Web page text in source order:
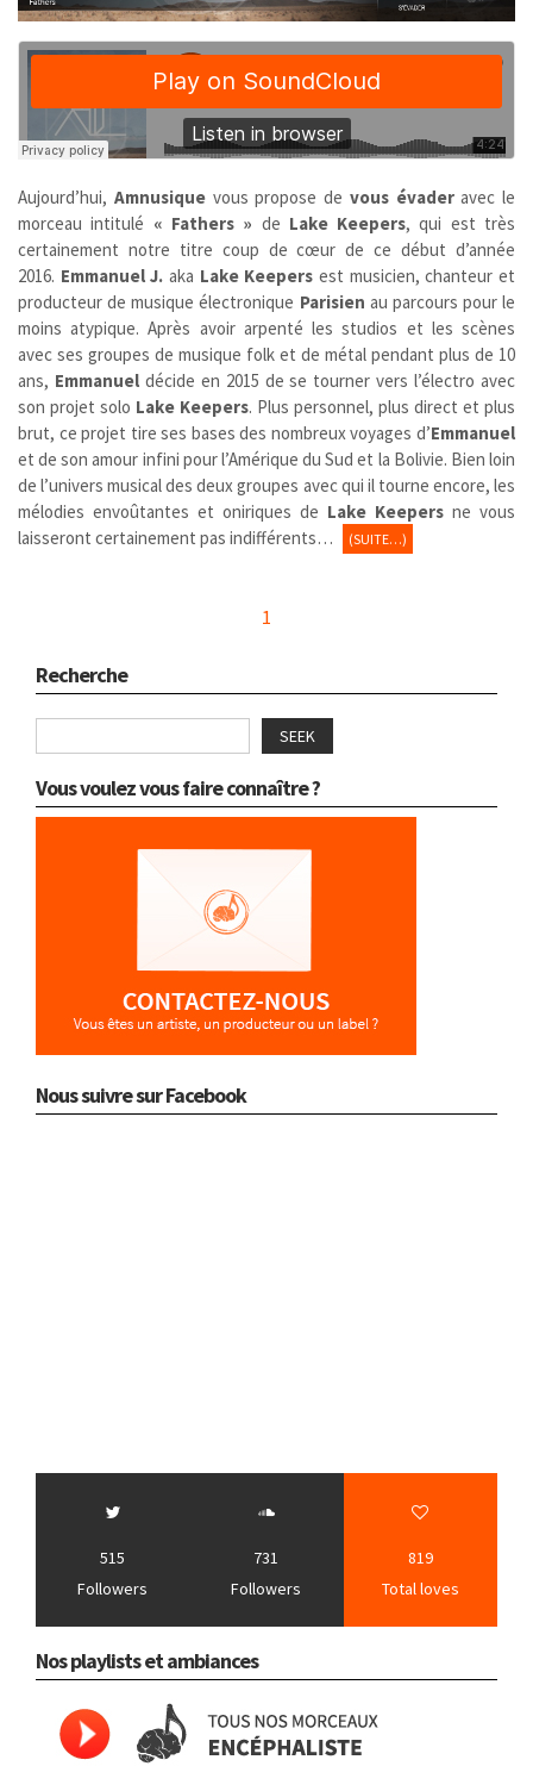
Aujourd’hui, Amnusiquevous propose de vous évaderavec le
morceau intitulé « Fathers » de Lake Keepers, qui est très
certainement notre titre coup de cœur de ce début d’année
2016. Emmanuel J. aka Lake Keepers est musicien, chanteur et
producteur de musique électronique Parisien au parcours pour le
moins atypique. Après avoir arpenté les studios et les scènes
avec ses groupes de musique folk et de métal pendant plus de 10
ans, Emmanuel décide en 2015 de se tourner vers l’électro avec
son projet solo Lake Keepers. Plus personnel, plus direct et plus
brut, ce projet tire ses bases des nombreux voyages d’Emmanuel
et de son amour infini pour l’Amérique du Sud et la Bolivie. Bien loin
de l’univers musical des deux groupes avec qui il tourne encore, les
mélodies envoûtantes et oniriques de Lake Keepers ne vous
laisseront certainement pas indifférents…
(SUITE…)
1
Recherche
SEEK
Vous voulez vous faire connaître ?
Nous suivre sur Facebook
515
Followers
731
Followers
819
Total loves
Nos playlists et ambiances